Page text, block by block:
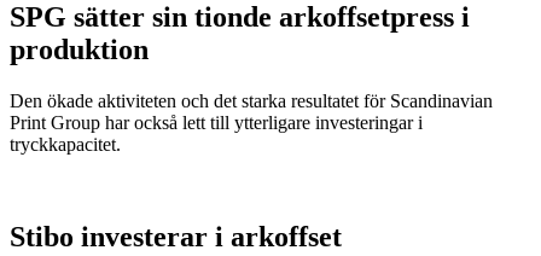
SPG sätter sin tionde arkoffsetpress i
produktion
Den ökade aktiviteten och det starka resultatet för Scandinavian
Print Group har också lett till ytterligare investeringar i
tryckkapacitet.
Stibo investerar i arkoffset